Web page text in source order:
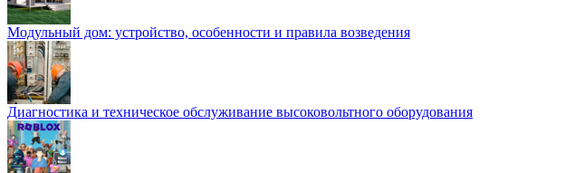
Модульный дом: устройство, особенности и правила возведения
Диагностика и техническое обслуживание высоковольтного оборудования